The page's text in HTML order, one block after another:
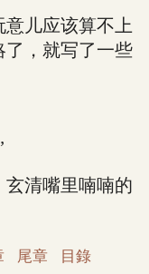
儿应该算不上
，就写了一些
清嘴里喃喃的
尾章 目錄